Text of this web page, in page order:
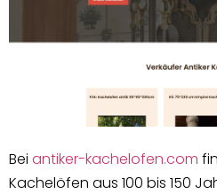
Bei antiker-kachelofen.com
Kachelöfen aus 100 bis 150